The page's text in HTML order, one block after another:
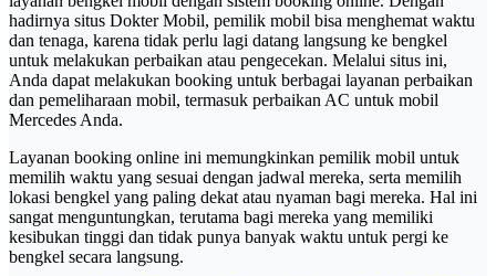
hadirnya situs Dokter Mobil, pemilik mobil bisa menghemat waktu
dan tenaga, karena tidak perlu lagi datang langsung ke bengkel
untuk melakukan perbaikan atau pengecekan. Melalui situs ini,
Anda dapat melakukan booking untuk berbagai layanan perbaikan
dan pemeliharaan mobil, termasuk perbaikan AC untuk mobil
Mercedes Anda.
Layanan booking online ini memungkinkan pemilik mobil untuk
memilih waktu yang sesuai dengan jadwal mereka, serta memilih
lokasi bengkel yang paling dekat atau nyaman bagi mereka. Hal ini
sangat menguntungkan, terutama bagi mereka yang memiliki
kesibukan tinggi dan tidak punya banyak waktu untuk pergi ke
bengkel secara langsung.